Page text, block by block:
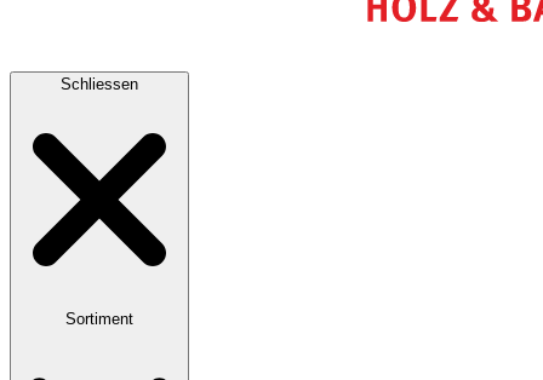
Schliessen
Sortiment